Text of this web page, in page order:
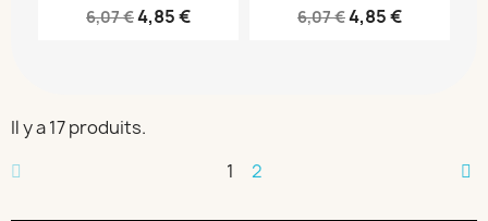
6,07 €4,85 €
6,07 €4,85 €
Il y a 17 produits.
1
2